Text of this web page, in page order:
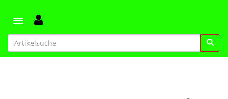
Toggle navigation